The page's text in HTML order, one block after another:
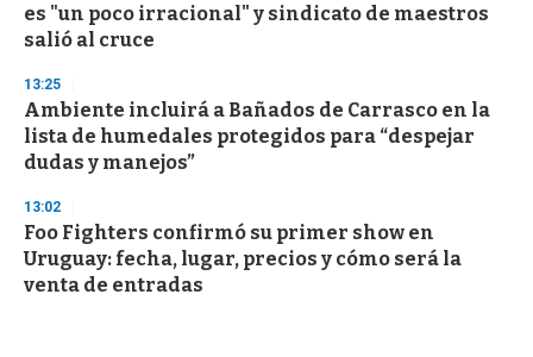
es "un poco irracional" y sindicato de maestros
salió al cruce
13:25
Ambiente incluirá a Bañados de Carrasco en la
lista de humedales protegidos para “despejar
dudas y manejos”
13:02
Foo Fighters confirmó su primer show en
Uruguay: fecha, lugar, precios y cómo será la
venta de entradas